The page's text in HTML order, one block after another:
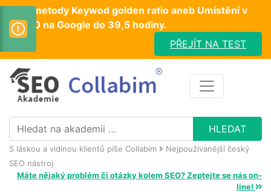
Test metody Keywod golden ratio aneb Umístění v
TOP10 na Google do 39,5 hodiny.
PŘEJÍT NA TEST
S láskou a vidinou klientů píše Collabim
Nejpoužívanější český
SEO nástroj
Máte nějaký problém či otázky kolem SEO? Zeptejte se nás on-
line!